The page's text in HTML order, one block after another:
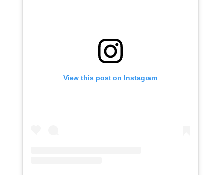
View this post on Instagram